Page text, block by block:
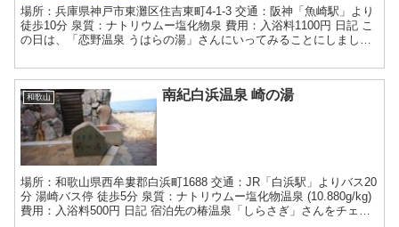
場所：兵庫県神戸市東灘区住吉東町4-1-3 交通：阪神「魚崎駅」より
徒歩10分 泉質：ナトリウムー塩化物泉 費用：入浴料1100円 日記 こ
の日は、「恋野温泉 うはらの湯」さんにいってみることにしまし
和歌山 南紀白浜温泉 崎の湯
場所：和歌山県西牟婁郡白浜町1688 交通：JR「白浜駅」よりバス20
分 湯崎バス停 徒歩5分 泉質：ナトリウムー塩化物温泉 (10.880g/kg)
費用：入浴料500円 日記 宿泊先の椿温泉「しらさぎ」さんをチェッ